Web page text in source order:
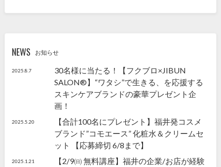
NEWS お知らせ
2025.8.7
30名様に当たる！【フクブロ×JIBUN
SALON®】“ワタシ”で生きる、を応援する
スキンケアブランドの豪華プレゼント企
画！
2025.5.20
【合計100名にプレゼント】福井発コスメ
ブランド”コモエース” 化粧水＆クリームセ
ット 【応募締切 6/8まで】
2025.1.21
【2/9㈰ 無料講座】福井の企業/お店が経験